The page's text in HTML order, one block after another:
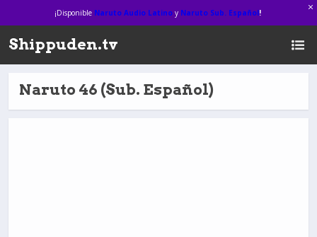
¡Disponible Naruto Audio Latinoy Naruto Sub. Español!
Shippuden.tv
Naruto 46 (Sub. Español)